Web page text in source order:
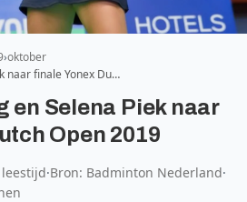
oktober
naar finale Yonex Du…
en Selena Piek naar
Open 2019
·Bron: Badminton Nederland·